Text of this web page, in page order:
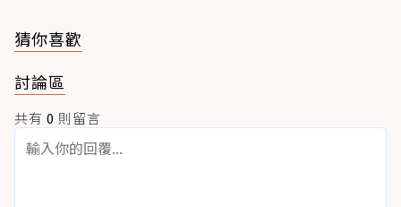
猜你喜歡
討論區
共有 0 則留言